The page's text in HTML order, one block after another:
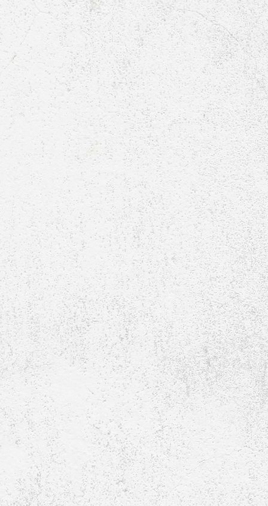
D-Jugend-2018